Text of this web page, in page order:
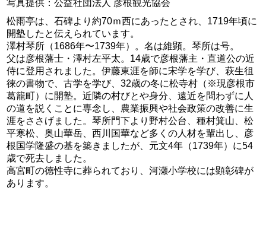
写真提供：公益社団法人 彦根観光協会
松雨亭は、石碑より約70ｍ西にあったとされ、1719年頃に
開塾したと伝えられています。
澤村琴所（1686年〜1739年）。名は維顕。琴所は号。
父は彦根藩士・澤村左平太。14歳で彦根藩主・直道公の近
侍に登用されました。伊藤東涯を師に宋学を学び、萩生徂
徠の書物で、古学を学び、32歳の冬に松寺村（※現彦根市
葛籠町）に開塾。近隣の村びとや身分、遠近を問わずに人
の道を説くことに専念し、農業振興や社会政策の改善に生
涯をささげました。琴所門下より野村公台、種村箕山、松
平寒松、奥山華岳、西川国華など多くの人材を輩出し、彦
根国学隆盛の基を築きましたが、元文4年（1739年）に54
歳で死去しました。
高宮町の徳性寺に葬られており、河瀬小学校には顕彰碑が
あります。